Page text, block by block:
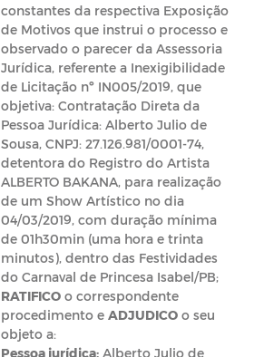
constantes da respectiva Exposição
de Motivos que instrui o processo e
observado o parecer da Assessoria
Jurídica, referente a Inexigibilidade
de Licitação nº IN005/2019, que
objetiva: Contratação Direta da
Pessoa Jurídica: Alberto Julio de
Sousa, CNPJ: 27.126.981/0001-74,
detentora do Registro do Artista
ALBERTO BAKANA, para realização
de um Show Artístico no dia
04/03/2019, com duração mínima
de 01h30min (uma hora e trinta
minutos), dentro das Festividades
do Carnaval de Princesa Isabel/PB;
RATIFICOo correspondente
procedimento e ADJUDICOo seu
objeto a:
Pessoa jurídica:Alberto Julio de